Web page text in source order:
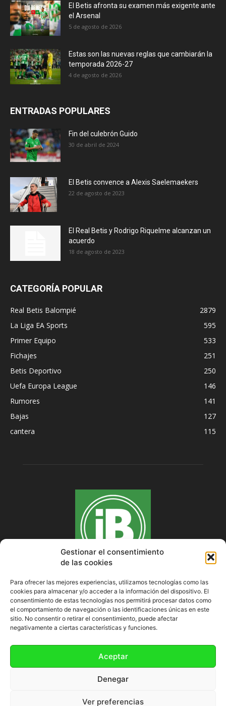
Gestionar el consentimiento
de las cookies
Para ofrecer las mejores experiencias, utilizamos tecnologías como las
cookies para almacenar y/o acceder a la información del dispositivo. El
consentimiento de estas tecnologías nos permitirá procesar datos como
el comportamiento de navegación o las identificaciones únicas en este
sitio. No consentir o retirar el consentimiento, puede afectar
negativamente a ciertas características y funciones.
Aceptar
Denegar
Ver preferencias
El Betis afronta su examen más exigente ante
el Arsenal
5 de agosto de 2026
Estas son las nuevas reglas que cambiarán la
temporada 2026-27
4 de agosto de 2026
ENTRADAS POPULARES
Fin del culebrón Guido
30 de abril de 2024
El Betis convence a Alexis Saelemaekers
22 de agosto de 2023
El Real Betis y Rodrigo Riquelme alcanzan un
acuerdo
18 de agosto de 2023
CATEGORÍA POPULAR
Real Betis Balompié
2879
La Liga EA Sports
595
Primer Equipo
533
Fichajes
251
Betis Deportivo
250
Uefa Europa League
146
Rumores
141
Bajas
127
cantera
115
SOBRE NOSOTROS